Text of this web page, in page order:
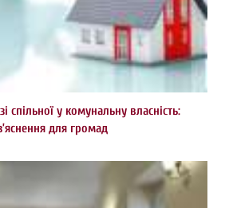
спільної у комунальну власність:
для громад